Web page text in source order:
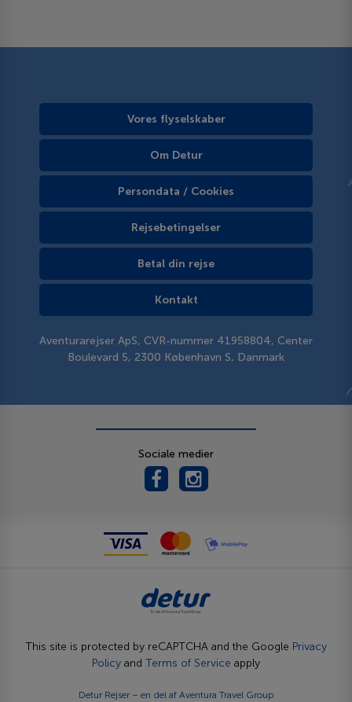
Vores flyselskaber
Om Detur
Persondata / Cookies
Rejsebetingelser
Betal din rejse
Kontakt
Aventurarejser ApS, CVR-nummer 41958804, Center
Boulevard 5, 2300 København S, Danmark
Sociale medier
This site is protected by reCAPTCHA and the Google Privacy
Policy and Terms of Service apply
Detur Rejser – en del af Aventura Travel Group